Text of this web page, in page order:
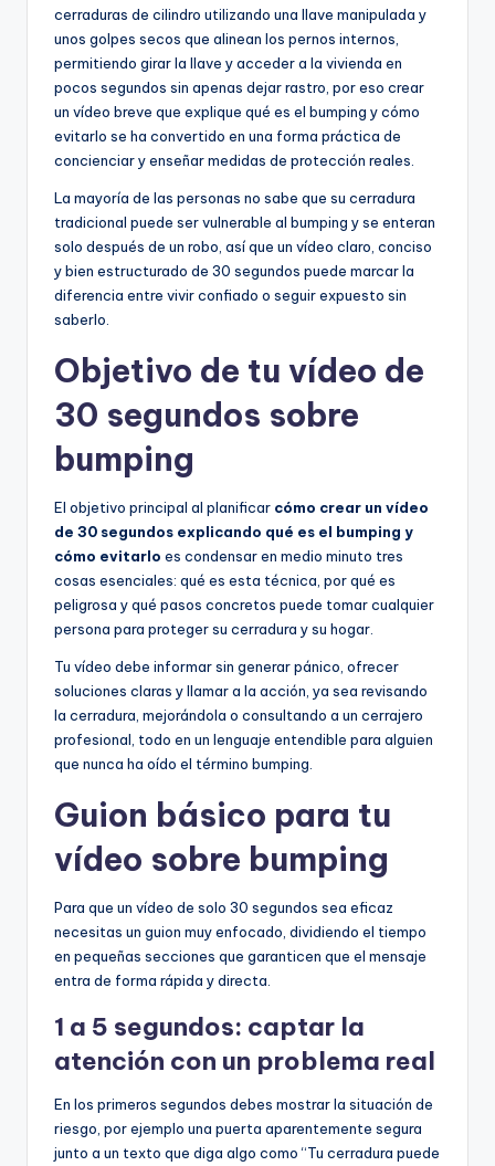
cerraduras de cilindro utilizando una llave manipulada y
unos golpes secos que alinean los pernos internos,
permitiendo girar la llave y acceder a la vivienda en
pocos segundos sin apenas dejar rastro, por eso crear
un vídeo breve que explique qué es el bumping y cómo
evitarlo se ha convertido en una forma práctica de
concienciar y enseñar medidas de protección reales.
La mayoría de las personas no sabe que su cerradura
tradicional puede ser vulnerable al bumping y se enteran
solo después de un robo, así que un vídeo claro, conciso
y bien estructurado de 30 segundos puede marcar la
diferencia entre vivir confiado o seguir expuesto sin
saberlo.
Objetivo de tu vídeo de
30 segundos sobre
bumping
El objetivo principal al planificar cómo crear un vídeo
de 30 segundos explicando qué es el bumping y
cómo evitarlo es condensar en medio minuto tres
cosas esenciales: qué es esta técnica, por qué es
peligrosa y qué pasos concretos puede tomar cualquier
persona para proteger su cerradura y su hogar.
Tu vídeo debe informar sin generar pánico, ofrecer
soluciones claras y llamar a la acción, ya sea revisando
la cerradura, mejorándola o consultando a un cerrajero
profesional, todo en un lenguaje entendible para alguien
que nunca ha oído el término bumping.
Guion básico para tu
vídeo sobre bumping
Para que un vídeo de solo 30 segundos sea eficaz
necesitas un guion muy enfocado, dividiendo el tiempo
en pequeñas secciones que garanticen que el mensaje
entra de forma rápida y directa.
1 a 5 segundos: captar la
atención con un problema real
En los primeros segundos debes mostrar la situación de
riesgo, por ejemplo una puerta aparentemente segura
junto a un texto que diga algo como “Tu cerradura puede